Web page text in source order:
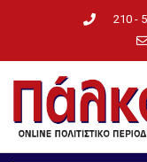
210 -